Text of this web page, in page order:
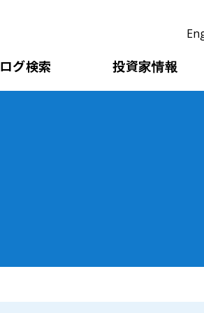
グ検索 投資家情報